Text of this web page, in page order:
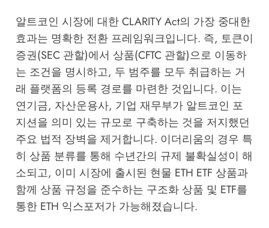
알트코인 시장에 대한 CLARITY Act의 가장 중대한
효과는 명확한 전환 프레임워크입니다. 즉, 토큰이
증권(SEC 관할)에서 상품(CFTC 관할)으로 이동하
는 조건을 명시하고, 두 범주를 모두 취급하는 거
래 플랫폼의 등록 경로를 마련한 것입니다. 이는
연기금, 자산운용사, 기업 재무부가 알트코인 포
지션을 의미 있는 규모로 구축하는 것을 저지했던
주요 법적 장벽을 제거합니다. 이더리움의 경우 특
히 상품 분류를 통해 수년간의 규제 불확실성이 해
소되고, 이미 시장에 출시된 현물 ETH ETF 상품과
함께 상품 규정을 준수하는 구조화 상품 및 ETF를
통한 ETH 익스포저가 가능해졌습니다.